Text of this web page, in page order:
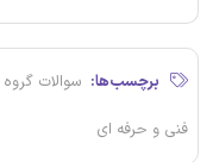
برچسب‌ها: سوالات
فنی و حرفه ای